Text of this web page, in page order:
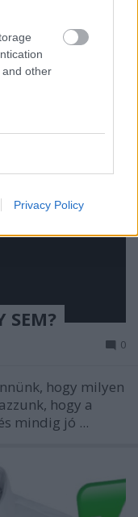
other
Privacy Policy
SEM?
0
hogy milyen
hogy a
mindig jó ...